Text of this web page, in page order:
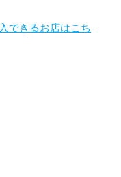
できるお店はこち